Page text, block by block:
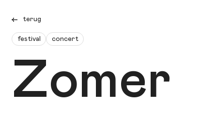
terug
festival concert
Zomer